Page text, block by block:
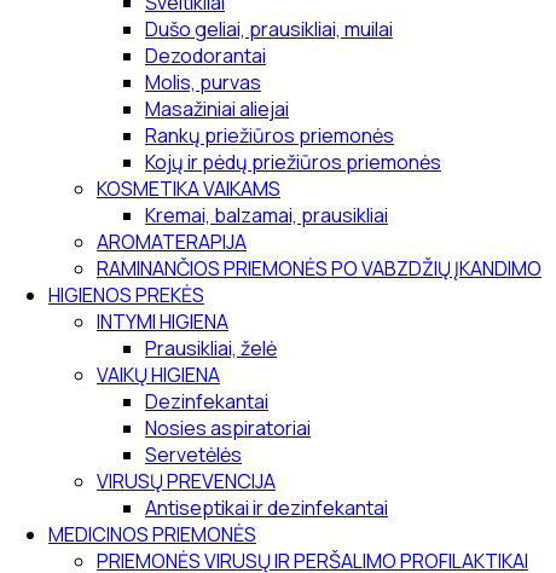
Dušo geliai, prausikliai, muilai
Dezodorantai
Molis, purvas
Masažiniai aliejai
Rankų priežiūros priemonės
Kojų ir pėdų priežiūros priemonės
KOSMETIKA VAIKAMS
Kremai, balzamai, prausikliai
AROMATERAPIJA
RAMINANČIOS PRIEMONĖS PO VABZDŽIŲ ĮKANDIMO
HIGIENOS PREKĖS
INTYMI HIGIENA
Prausikliai, želė
VAIKŲ HIGIENA
Dezinfekantai
Nosies aspiratoriai
Servetėlės
VIRUSŲ PREVENCIJA
Antiseptikai ir dezinfekantai
MEDICINOS PRIEMONĖS
PRIEMONĖS VIRUSŲ IR PERŠALIMO PROFILAKTIKAI